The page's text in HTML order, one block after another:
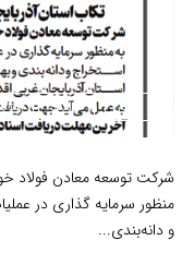
اخبار مزایده
شرکت توسعه معادن فولاد
منظور سرمایه گذاری در
و دانه‌بندی...